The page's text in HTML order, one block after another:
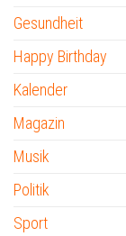
Gesundheit
Happy Birthday
Kalender
Magazin
Musik
Politik
Sport